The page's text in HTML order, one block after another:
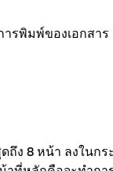
ารพิมพ์ของเอกสา
ง 8 หน้า ลงในกร